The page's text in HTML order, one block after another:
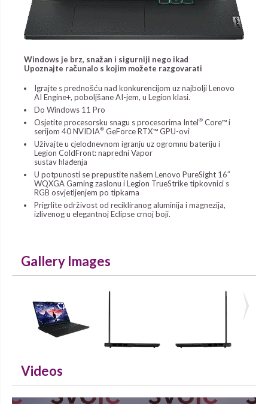
Windows je brz, snažan i sigurniji nego ikad
Upoznajte računalo s kojim možete razgovarati
Igrajte s prednošću nad konkurencijom uz najbolji Lenovo
AI Engine+, poboljšane AI-jem, u Legion klasi.
Do Windows 11 Pro
Osjetite procesorsku snagu s procesorima Intel® Core™ i
serijom 40 NVIDIA® GeForce RTX™ GPU-ovi
Uživajte u cjelodnevnom igranju uz ogromnu bateriju i
Legion ColdFront: napredni Vapor
sustav hlađenja
U potpunosti se prepustite našem Lenovo PureSight 16″
WQXGA Gaming zaslonu i Legion TrueStrike tipkovnici s
RGB osvjetljenjem po tipkama
Prigrlite održivost od recikliranog aluminija i magnezija,
izlivenog u elegantnoj Eclipse crnoj boji.
Gallery Images
Videos